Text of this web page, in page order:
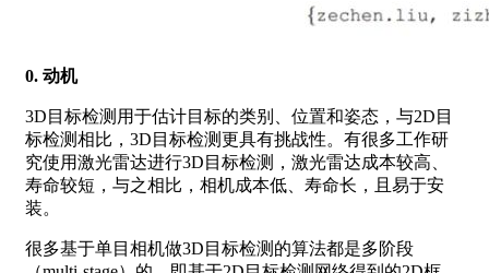
0. 动机
3D目标检测用于估计目标的类别、位置和姿态，与2D目
标检测相比，3D目标检测更具有挑战性。有很多工作研
究使用激光雷达进行3D目标检测，激光雷达成本较高、
寿命较短，与之相比，相机成本低、寿命长，且易于安
装。
很多基于单目相机做3D目标检测的算法都是多阶段